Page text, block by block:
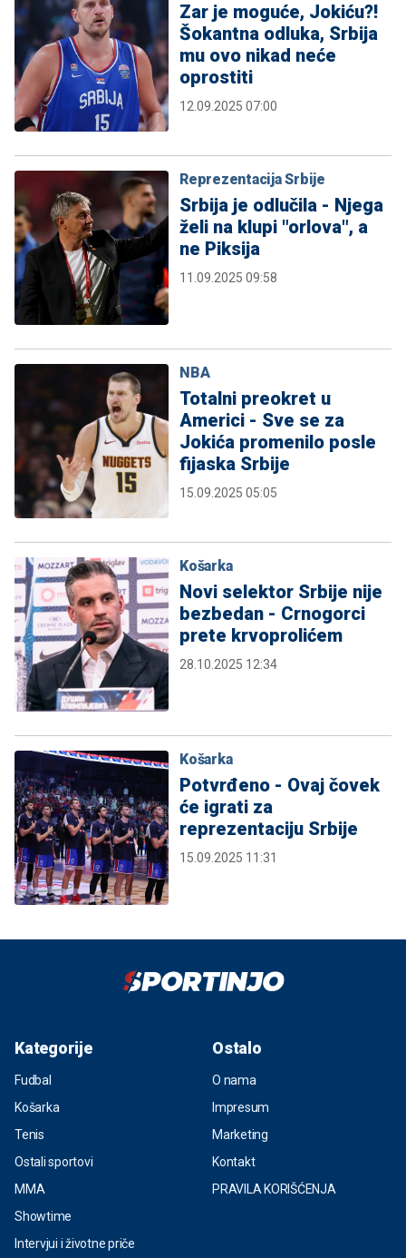
Zar je moguće, Jokiću?!
Šokantna odluka, Srbija
mu ovo nikad neće
oprostiti
12.09.2025 07:00
Reprezentacija Srbije
Srbija je odlučila - Njega
želi na klupi "orlova", a
ne Piksija
11.09.2025 09:58
NBA
Totalni preokret u
Americi - Sve se za
Jokića promenilo posle
fijaska Srbije
15.09.2025 05:05
Košarka
Novi selektor Srbije nije
bezbedan - Crnogorci
prete krvoprolićem
28.10.2025 12:34
Košarka
Potvrđeno - Ovaj čovek
će igrati za
reprezentaciju Srbije
15.09.2025 11:31
Kategorije
Fudbal
Košarka
Tenis
Ostali sportovi
MMA
Showtime
Intervjui i životne priče
Ostalo
O nama
Impresum
Marketing
Kontakt
PRAVILA KORIŠĆENJA